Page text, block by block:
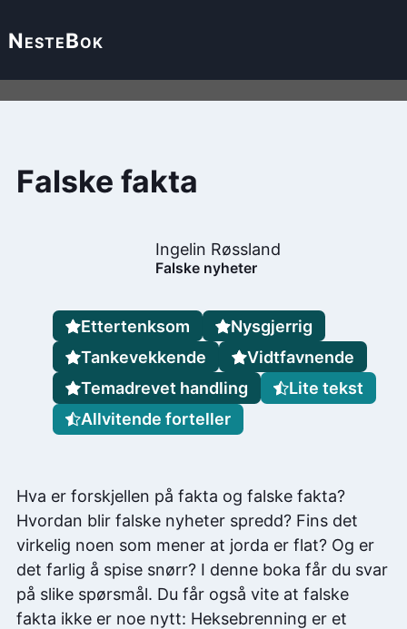
NesteBok
Falske fakta
Ingelin Røssland
Falske nyheter
Hva er forskjellen på fakta og falske fakta?
Hvordan blir falske nyheter spredd? Fins det
virkelig noen som mener at jorda er flat? Og er
det farlig å spise snørr? I denne boka får du svar
på slike spørsmål. Du får også vite at falske
fakta ikke er noe nytt: Heksebrenning er et
Ettertenksom
Nysgjerrig
Tankevekkende
Vidtfavnende
Temadrevet handling
Lite tekst
Allvitende forteller